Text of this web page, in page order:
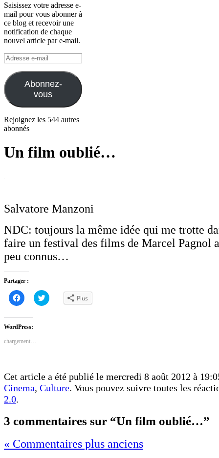
Saisissez votre adresse e-
mail pour vous abonner à
ce blog et recevoir une
notification de chaque
nouvel article par e-mail.
Adresse
e-
mail
Abonnez-
vous
Rejoignez les 544 autres
abonnés
Un film oublié…
Salvatore Manzoni
NDC: toujours la même idée qui me trotte
faire un festival des films de Marcel Pagnol
peu connus…
Partager :
Cliquez
pour
partager
Facebook(ouvre
dans
une
fenêtre)
Cliquez
pour Plus
WordPress:
chargement…
Cet article a été publié le mercredi 8 août 2012 à
Cinema, Culture. Vous pouvez suivre toutes les
2.0.
3 commentaires sur “Un film oublié…”
« Commentaires plus anciens